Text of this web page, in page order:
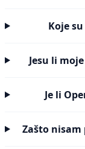
Koje
Jesu li
Je li
Zašto